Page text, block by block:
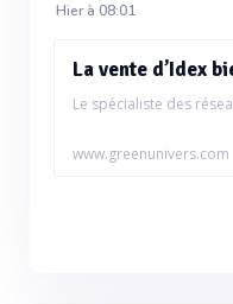
Hier à 08:01
La vente d’Idex
Le spécialiste des
www.greenunivers.com